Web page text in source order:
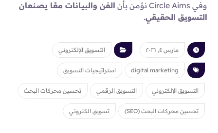
وفي Circle Aims نؤمن بأن
الفن والبيانات معًا يصنعان
التسويق الحقيقي.
مارس ٤, ٢٠٢٦ التسويق الإلكتروني
digital marketing استراتيجيات التسويق
التسويق الإلكتروني التسويق الرقمي تحسين محركات البحث
تحسين محركات البحث (SEO) تسويق الكتروني